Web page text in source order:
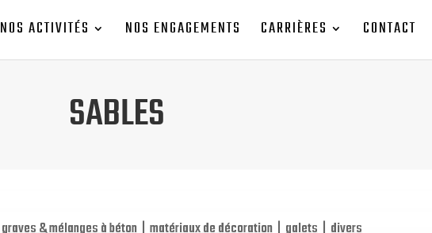
NOS ACTIVITÉS NOS ENGAGEMENTS CARRIÈRES CONTACT
SABLES
graves & mélanges à béton | matériaux de décoration | galets | divers